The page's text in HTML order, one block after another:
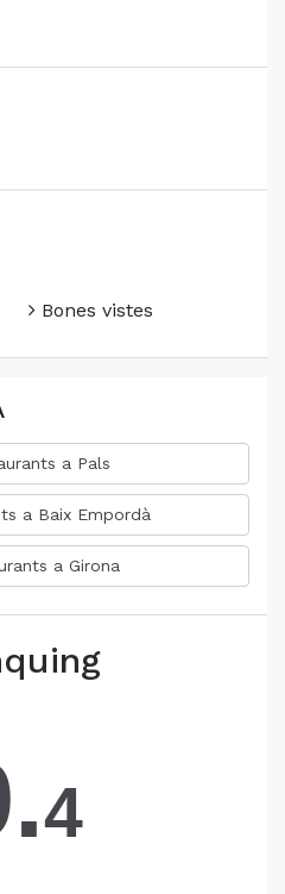
Bones vistes
a Pals
a Baix Empordà
a Girona
4